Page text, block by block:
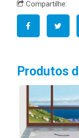
Compartilhe:
Produtos